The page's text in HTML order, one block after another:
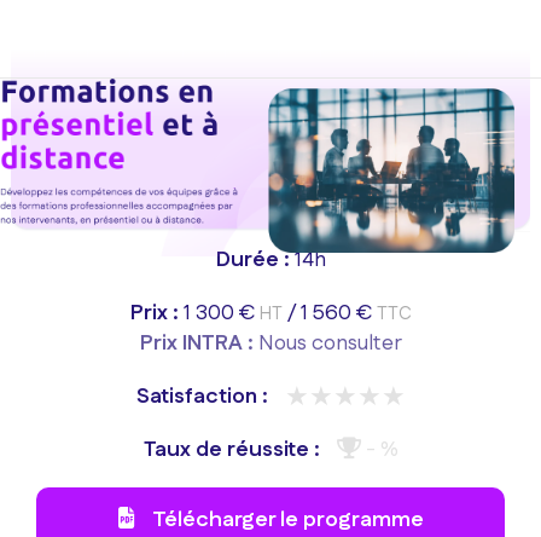
Durée :14h
Prix : 1 300 € HT/1 560 €TTC
Prix INTRA : Nous consulter
Satisfaction :
★★★★★
★★★★★
Taux de réussite : - %
Télécharger le programme